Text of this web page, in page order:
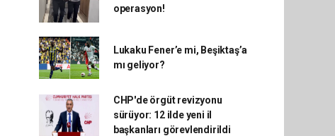
operasyon!
Lukaku Fener’e mi, Beşiktaş’a
mı geliyor?
CHP'de örgüt revizyonu
sürüyor: 12 ilde yeni il
başkanları görevlendirildi